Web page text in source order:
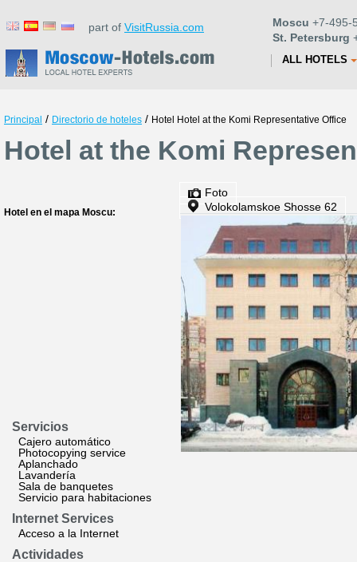
part of VisitRussia.com Moscu +7-495-
St. Petersburg
ALL HOTELS
Principal / Directorio de hoteles / Hotel Hotel at the Komi Representative Office
Hotel at the Komi
Hotel en el mapa Moscu:
Servicios
Cajero automático
Photocopying service
Aplanchado
Lavandería
Sala de banquetes
Servicio para habitaciones
Internet Services
Acceso a la Internet
Actividades
Foto
Volokolamskoe Shosse 62